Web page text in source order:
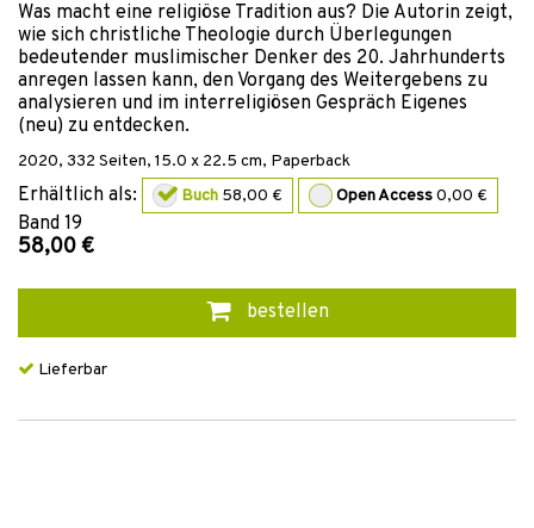
Was macht eine religiöse Tradition aus? Die Autorin zeigt,
wie sich christliche Theologie durch Überlegungen
bedeutender muslimischer Denker des 20. Jahrhunderts
anregen lassen kann, den Vorgang des Weitergebens zu
analysieren und im interreligiösen Gespräch Eigenes
(neu) zu entdecken.
2020, 332 Seiten, 15.0 x 22.5 cm, Paperback
Erhältlich als: Buch 58,00 € Open Access0,00 €
Band 19
58,00 €
bestellen
Lieferbar